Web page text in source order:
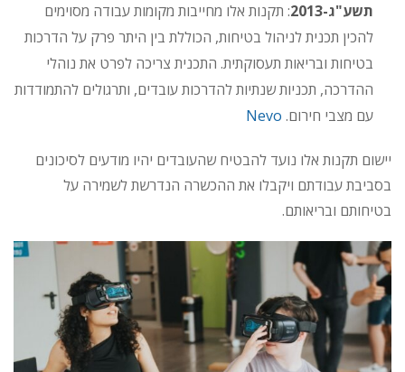
תשע"ג-2013
: תקנות אלו מחייבות מקומות עבודה מסוימים
להכין תכנית לניהול בטיחות, הכוללת בין היתר פרק על הדרכות
בטיחות ובריאות תעסוקתית. התכנית צריכה לפרט את נוהלי
ההדרכה, תכניות שנתיות להדרכות עובדים, ותרגולים להתמודדות
עם מצבי חירום. Nevo
יישום תקנות אלו נועד להבטיח שהעובדים יהיו מודעים לסיכונים
בסביבת עבודתם ויקבלו את ההכשרה הנדרשת לשמירה על
בטיחותם ובריאותם.